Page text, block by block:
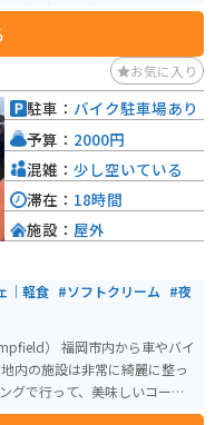
どう狩りなどの体験も楽しめ
った郷土料理を味わうことが
ートの休憩地点としても最適
しいものを堪能してくださ
お気に入り
｜軽食 #ソフトクリーム #夜
） 福岡市内から車やバイ
内の施設は非常に綺麗に整っ
で行って、美味しいコーヒー
キャンプ利用はもちろん、昼
駐車： バイク駐車場あり
予算： 2000円
混雑： 少し空いている
滞在： 18時間
施設： 屋外